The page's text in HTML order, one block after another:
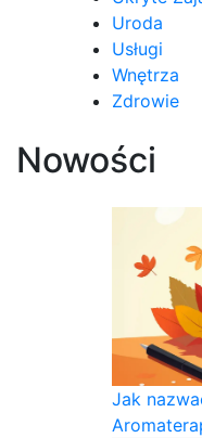
Uroda
Usługi
Wnętrza
Zdrowie
Nowości
Jak